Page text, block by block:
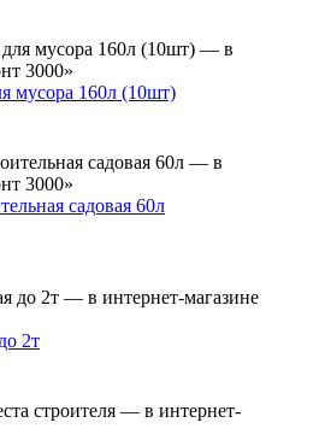
мусора 160л (10шт)
садовая 60л
2т